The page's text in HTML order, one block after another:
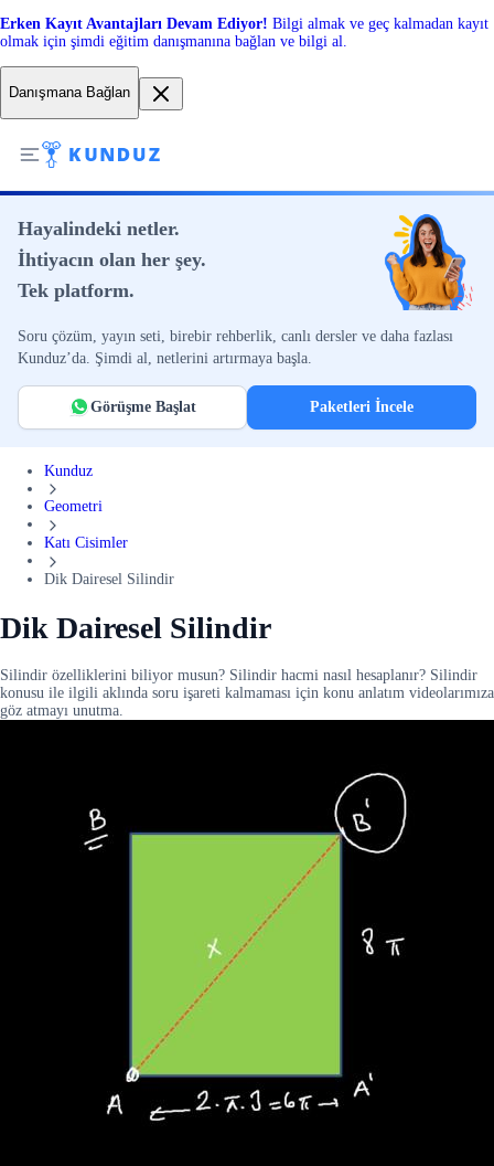
Erken Kayıt Avantajları Devam Ediyor! Bilgi almak ve geç kalmadan kayıt
olmak için şimdi eğitim danışmanına bağlan ve bilgi al.
Danışmana Bağlan
Hayalindeki netler.
İhtiyacın olan her şey.
Tek platform.
Soru çözüm, yayın seti, birebir rehberlik, canlı dersler ve daha fazlası
Kunduz’da. Şimdi al, netlerini artırmaya başla.
Görüşme Başlat Paketleri İncele
Kunduz
Geometri
Katı Cisimler
Dik Dairesel Silindir
Dik Dairesel Silindir
Silindir özelliklerini biliyor musun? Silindir hacmi nasıl hesaplanır? Silindir
konusu ile ilgili aklında soru işareti kalmaması için konu anlatım videolarımıza
göz atmayı unutma.